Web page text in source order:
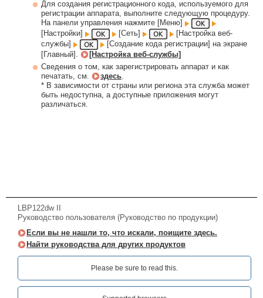
Для создания регистрационного кода, используемого для
регистрации аппарата, выполните следующую процедуру.
На панели управления нажмите [Меню]
[Настройки]
[Сеть]
[Настройка веб-
службы]
[Создание кода регистрации] на экране
[Главный].
[Настройка веб-службы]
Сведения о том, как зарегистрировать аппарат и как
печатать, см.
здесь.
* В зависимости от страны или региона эта служба может
быть недоступна, а доступные приложения могут
различаться.
LBP122dw II
Руководство пользователя (Руководство по продукции)
Если вы не нашли то, что искали, поищите здесь.
Найти руководства для других продуктов
Please be sure to read this.‎